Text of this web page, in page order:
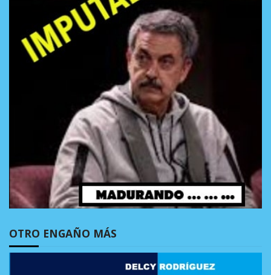
OTRO ENGAÑO MÁS